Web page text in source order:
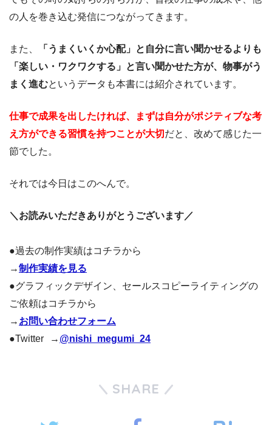
の人を巻き込む発信につながってきます。
また、
「うまくいくか心配」と自分に言い聞かせるよりも
「楽しい・ワクワクする」と言い聞かせた方が、物事がう
まく進むというデータも本書には紹介されています。
仕事で成果を出したければ、まずは自分がポジティブな考
え方ができる習慣を持つことが大切だと、改めて感じた一
節でした。
それでは今日はこのへんで。
＼お読みいただきありがとうございます／
●過去の制作実績はコチラから
→制作実績を見る
●グラフィックデザイン、セールスコピーライティングの
ご依頼はコチラから
→ お問い合わせフォーム
●Twitter → @nishi_megumi_24
SHARE